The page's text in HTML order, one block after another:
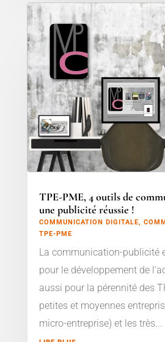
TPE-PME, 4 outils de
une publicité réussie !
COMMUNICATION DIGITALE,
TPE-PME
La communication-publicité
pour le développement de
aussi pour la pérennité des
petites et moyennes
micro-entreprise) et les très...